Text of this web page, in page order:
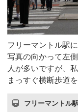
フリーマントル駅
写真の向かって左
人が多いですが、
まっすぐ横断歩道
フリーマントル駅